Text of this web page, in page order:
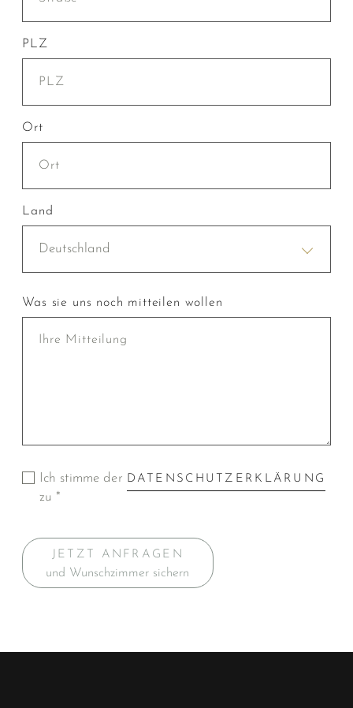
PLZ
Ort
Land
Deutschland
Was sie uns noch mitteilen wollen
Ich stimme der DATENSCHUTZERKLÄRUNG
zu *
JETZT ANFRAGEN
und Wunschzimmer sichern